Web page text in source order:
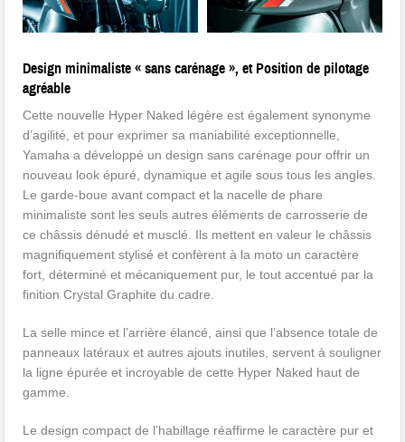
Design minimaliste « sans carénage », et Position de pilotage
agréable
Cette nouvelle Hyper Naked légère est également synonyme
d’agilité, et pour exprimer sa maniabilité exceptionnelle,
Yamaha a développé un design sans carénage pour offrir un
nouveau look épuré, dynamique et agile sous tous les angles.
Le garde-boue avant compact et la nacelle de phare
minimaliste sont les seuls autres éléments de carrosserie de
ce châssis dénudé et musclé. Ils mettent en valeur le châssis
magnifiquement stylisé et confèrent à la moto un caractère
fort, déterminé et mécaniquement pur, le tout accentué par la
finition Crystal Graphite du cadre.
La selle mince et l’arrière élancé, ainsi que l’absence totale de
panneaux latéraux et autres ajouts inutiles, servent à souligner
la ligne épurée et incroyable de cette Hyper Naked haut de
gamme.
Le design compact de l’habillage réaffirme le caractère pur et